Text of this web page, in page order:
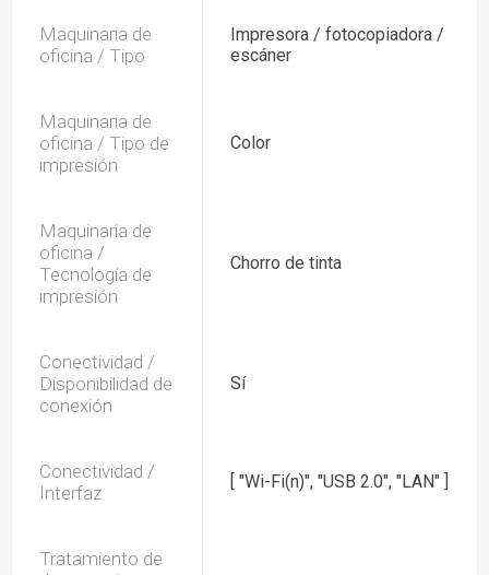
Maquinaria de
oficina / Tipo
Impresora / fotocopiadora /
escáner
Maquinaria de
oficina / Tipo de
impresión
Color
Maquinaria de
oficina /
Tecnología de
impresión
Chorro de tinta
Conectividad /
Disponibilidad de
conexión
Sí
Conectividad /
Interfaz
[ "Wi-Fi(n)", "USB 2.0", "LAN" ]
Tratamiento de